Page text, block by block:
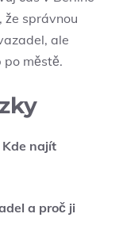
že správnou
ale
městě.
Kde najít
a proč ji